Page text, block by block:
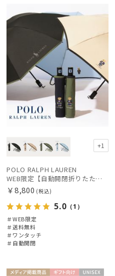
料
X
+1
POLO RALPH LAUREN
WEB限定【自動開閉折りたたみ傘】ポロ ラルフ ローレン（POLO RALPH LAUREN）FLAG ベア ワンタッチ開閉
￥8,800 (税込)
5.0 （1）
＃WEB限定
＃送料無料
＃ワンタッチ
＃自動開閉